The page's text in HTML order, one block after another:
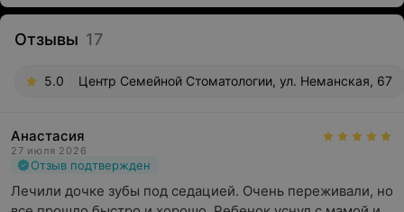
Отзывы 17
5.0 Центр Семейной Стоматологии, ул. Неманская, 67
Анастасия
27 июля 2026
Отзыв подтвержден
Лечили дочке зубы под седацией. Очень переживали, но